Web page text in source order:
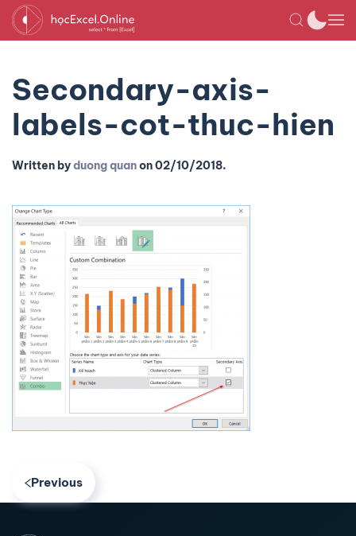
Secondary-axis-
labels-cot-thuc-hien
Written byduong quanon02/10/2018.
Previous